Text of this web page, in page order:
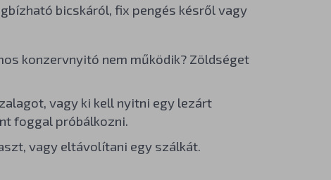
bicskáról, fix pengés késről vagy
konzervnyitó nem működik? Zöldséget
vagy ki kell nyitni egy lezárt
foggal próbálkozni.
vagy eltávolítani egy szálkát.